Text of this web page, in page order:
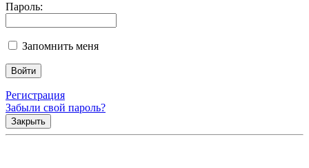
Пароль:
Запомнить меня
Регистрация
Забыли свой пароль?
Закрыть